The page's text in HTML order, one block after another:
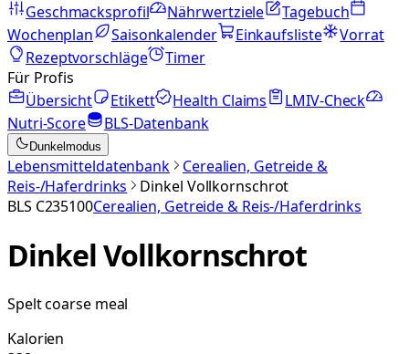
Geschmacksprofil
Nährwertziele
Tagebuch
Wochenplan
Saisonkalender Einkaufsliste
Vorrat
Rezeptvorschläge
Timer
Für Profis
Übersicht
Etikett Health Claims
LMIV-Check
Nutri-Score
BLS-Datenbank
Dunkelmodus
Lebensmitteldatenbank
Cerealien, Getreide &
Reis-/Haferdrinks
Dinkel Vollkornschrot
BLS C235100Cerealien, Getreide & Reis-/Haferdrinks
Dinkel Vollkornschrot
Spelt coarse meal
Kalorien